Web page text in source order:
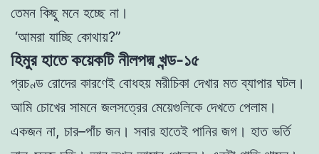
তেমন কিছু মনে হচ্ছে না ।
‘আমরা যাচ্ছি কোথায়?”
হিমুর হাতে কয়েকটি নীলপদ্ম খন্ড-১৫
প্রচণ্ড রােদের কারণেই বােধহয় মরীচিকা দেখার মত ব্যাপার ঘটল।
আমি চোখের সামনে জলসত্রের মেয়েগুলিকে দেখতে পেলাম।
একজন না, চার–পাঁচ জন । সবার হাতেই পানির জগ । হাত ভর্তি